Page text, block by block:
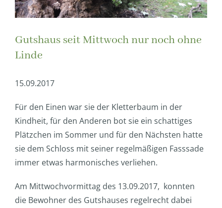
Gutshaus seit Mittwoch nur noch ohne
Linde
15.09.2017
Für den Einen war sie der Kletterbaum in der
Kindheit, für den Anderen bot sie ein schattiges
Plätzchen im Sommer und für den Nächsten hatte
sie dem Schloss mit seiner regelmäßigen Fasssade
immer etwas harmonisches verliehen.
Am Mittwochvormittag des 13.09.2017, konnten
die Bewohner des Gutshauses regelrecht dabei